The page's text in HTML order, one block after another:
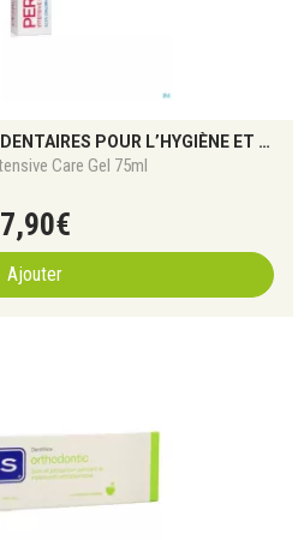
DENTAID : SOINS BUCCO-DENTAIRES POUR L’HYGIÈNE ET GENCIVES
Care Gel 75ml
7,90€
Ajouter